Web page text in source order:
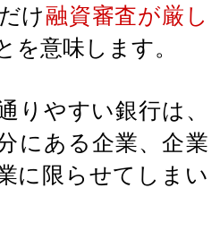
け融資審査が厳し
を意味します。
りやすい銀行は、
にある企業、企業
に限らせてしまい